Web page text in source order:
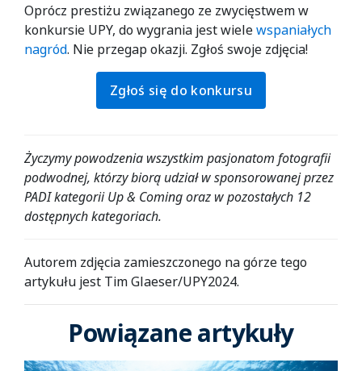
Oprócz prestiżu związanego ze zwycięstwem w
konkursie UPY, do wygrania jest wielewspaniałych
nagród. Nie przegap okazji. Zgłoś swoje zdjęcia!
Zgłoś się do konkursu
Życzymy powodzenia wszystkim pasjonatom fotografii
podwodnej, którzy biorą udział w sponsorowanej przez
PADI kategorii Up & Coming oraz w pozostałych 12
dostępnych kategoriach.
Autorem zdjęcia zamieszczonego na górze tego
artykułu jest Tim Glaeser/UPY2024.
Powiązane artykuły